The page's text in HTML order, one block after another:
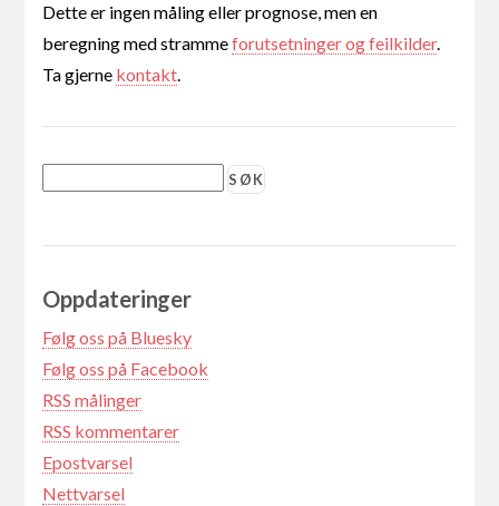
Dette er ingen måling eller prognose, men en
beregning med strammeforutsetninger og feilkilder.
Ta gjerne kontakt.
Oppdateringer
Følg oss på Bluesky
Følg oss på Facebook
RSS målinger
RSS kommentarer
Epostvarsel
Nettvarsel